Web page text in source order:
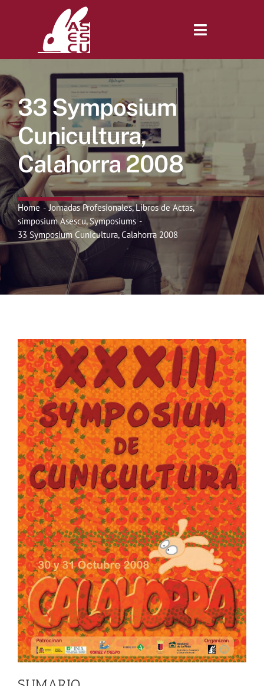
Toggle
Inicio
Revista
Tienda
Lonjas
Symposiums
Noticias
Contactar
WooCommerce My Account
WooCommerce Cart
33 Symposium
Cunicultura,
Calahorra 2008
Home Jornadas Profesionales Libros de Actas
simposium Asescu Symposiums
33 Symposium Cunicultura, Calahorra 2008